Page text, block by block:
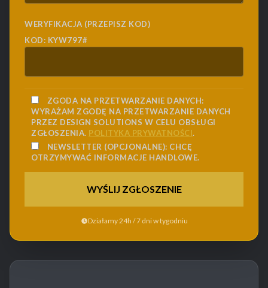
WERYFIKACJA (PRZEPISZ KOD)
KOD: KYW797#
ZGODA NA PRZETWARZANIE DANYCH:
WYRAŻAM ZGODĘ NA PRZETWARZANIE DANYCH
PRZEZ DESIGN SOLUTIONS W CELU OBSŁUGI
ZGŁOSZENIA. POLITYKA PRYWATNOŚCI.
NEWSLETTER (OPCJONALNE): CHCĘ
OTRZYMYWAĆ INFORMACJE HANDLOWE.
Działamy 24h / 7 dni w tygodniu